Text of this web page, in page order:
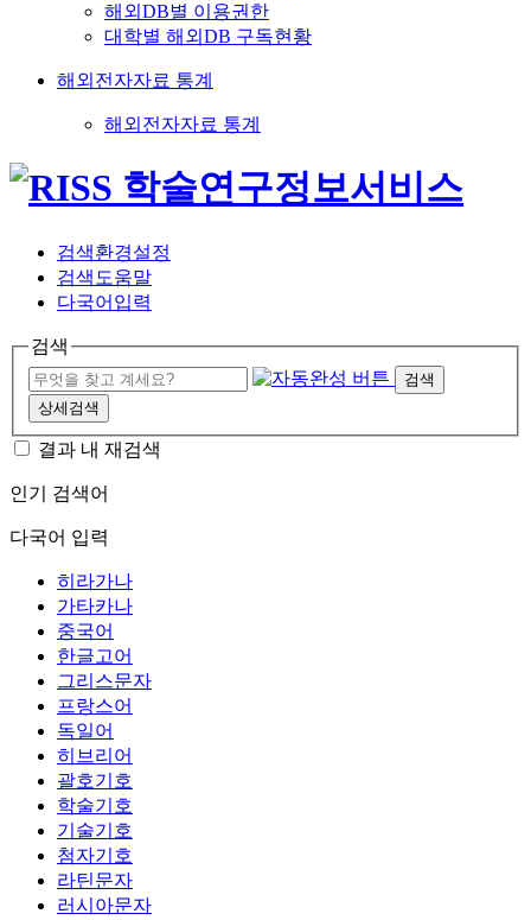
해외DB별 이용권한
대학별 해외DB 구독현황
해외전자자료 통계
해외전자자료 통계
검색환경설정
검색도움말
다국어입력
검색
검색
상세검색
결과 내 재검색
인기 검색어
다국어 입력
히라가나
가타카나
중국어
한글고어
그리스문자
프랑스어
독일어
히브리어
괄호기호
학술기호
기술기호
첨자기호
라틴문자
러시아문자